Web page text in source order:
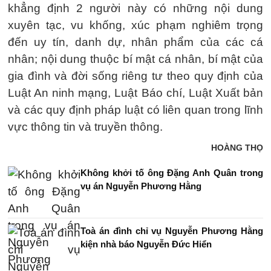
khẳng định 2 người này có những nội dung
xuyên tạc, vu khống, xúc phạm nghiêm trọng
đến uy tín, danh dự, nhân phẩm của các cá
nhân; nội dung thuộc bí mật cá nhân, bí mật của
gia đình và đời sống riêng tư theo quy định của
Luật An ninh mạng, Luật Báo chí, Luật Xuất bản
và các quy định pháp luật có liên quan trong lĩnh
vực thông tin và truyền thông.
HOÀNG THỌ
Không khởi tố ông Đặng Anh Quân trong
vụ án Nguyễn Phương Hằng
Toà án đình chỉ vụ Nguyễn Phương Hằng
kiện nhà báo Nguyễn Đức Hiển